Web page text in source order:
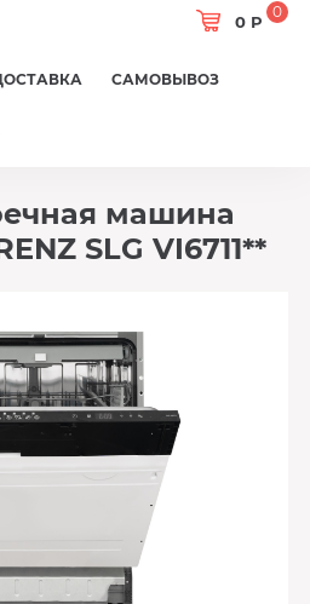
0 Р
0
САМОВЫВОЗ
машина
SLG VI6711**